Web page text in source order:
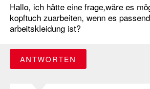
Hallo, ich hätte eine frage,wäre es
kopftuch zuarbeiten, wenn es
arbeitskleidung ist?
ANTWORTEN